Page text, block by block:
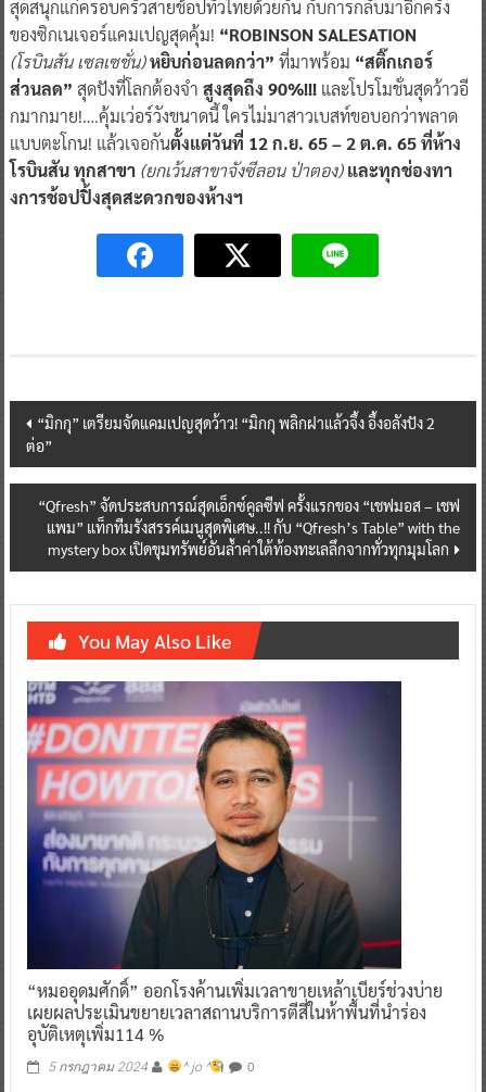
(โรบินสัน เซลเซชั่น)หยิบก่อนลดกว่า”ที่มาพร้อม“สติ๊กเกอร์
ส่วนลด”สุดปังที่โลกต้องจำสูงสุดถึง 90%!!! และโปรโมชั่นสุดว้าวอี
กมากมาย!….คุ้มเว่อร์วังขนาดนี้ ใครไม่มาสาวเบสท์ขอบอกว่าพลาด
แบบตะโกน! แล้วเจอกันตั้งแต่วันที่ 12 ก.ย. 65 – 2 ต.ค. 65 ที่ห้าง
โรบินสัน ทุกสาขา (ยกเว้นสาขาจังซีลอน ป่าตอง)และทุกช่องทา
งการช้อปปิ้งสุดสะดวกของห้างฯ
navigation
ต่อ”
“Qfresh” จัดประสบการณ์สุดเอ็กซ์คูลซีฟ ครั้งแรกของ “เชฟมอส – เชฟ
แพม” แท็กทีมรังสรรค์เมนูสุดพิเศษ..!! กับ “Qfresh’s Table” with the
mystery box เปิดขุมทรัพย์อันล้ำค่าใต้ท้องทะเลลึกจากทั่วทุกมุมโลก
“หมออุดมศักดิ์” ออกโรงค้านเพิ่มเวลาขายเหล้าเบียร์ช่วงบ่าย
เผยผลประเมินขยายเวลาสถานบริการตีสี่ในห้าพื้นที่นำร่อง
อุบัติเหตุเพิ่ม114 %
5 กรกฎาคม 2024 ^ jo ^ 0